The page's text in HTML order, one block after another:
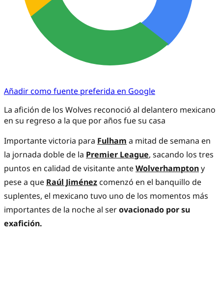
Añadir como fuente preferida en Google
La afición de los Wolves reconoció al delantero mexicano
en su regreso a la que por años fue su casa
Importante victoria para Fulham a mitad de semana en
la jornada doble de la Premier League, sacando los tres
puntos en calidad de visitante anteWolverhamptony
pese a que Raúl Jiménez comenzó en el banquillo de
suplentes, el mexicano tuvo uno de los momentos más
importantes de la noche al serovacionado por su
exafición.